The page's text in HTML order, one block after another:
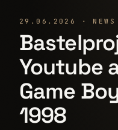
29.06.2026 · NEWS
Youtube
Game
1998